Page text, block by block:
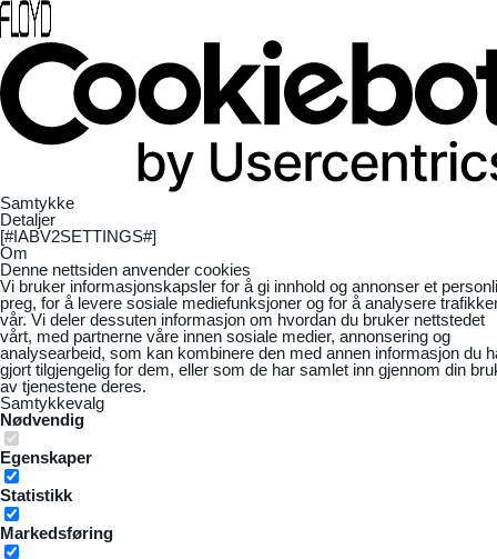
Samtykke
Detaljer
[#IABV2SETTINGS#]
Om
Denne nettsiden anvender cookies
Vi bruker informasjonskapsler for å gi innhold og annonser et
preg, for å levere sosiale mediefunksjoner og for å analysere
vår. Vi deler dessuten informasjon om hvordan du bruker nettstedet
vårt, med partnerne våre innen sosiale medier, annonsering og
analysearbeid, som kan kombinere den med annen informasjon du
gjort tilgjengelig for dem, eller som de har samlet inn gjennom din
av tjenestene deres.
Samtykkevalg
Nødvendig
Egenskaper
Statistikk
Markedsføring